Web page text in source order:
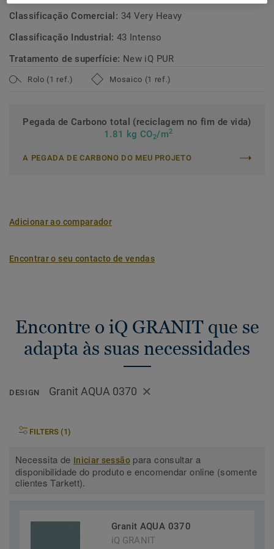
Classificação Comercial: 34 Very Heavy
Classificação Industrial: 43 Intenso
Tratamento de superfície: New iQ PUR
Rolo (1 ref.) Mosaico (1 ref.)
Pegada de Carbono total (reciclagem no fim de vida)
1.81 kg CO2/m2
A PEGADA DE CARBONO DO MEU PROJETO
Adicionar ao comparador
Encontrar o seu contacto de vendas
Encontre o iQ GRANIT que se
adapta às suas necessidades
DESIGN Granit AQUA 0370
FILTERS (1)
Necessita de Iniciar sessãopara consultar a
disponibilidade do produto e encomendar online (somente
clientes Tarkett).
Granit AQUA 0370
iQ GRANIT